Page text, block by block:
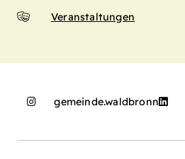
Veranstaltungen
gemeinde.waldbronn